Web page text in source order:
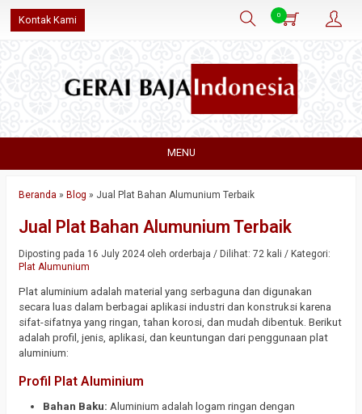
Kontak Kami 0
MENU
Beranda » Blog » Jual Plat Bahan Alumunium Terbaik
Jual Plat Bahan Alumunium Terbaik
Diposting pada 16 July 2024 oleh orderbaja / Dilihat: 72 kali / Kategori:
Plat Alumunium
Plat aluminium adalah material yang serbaguna dan digunakan
secara luas dalam berbagai aplikasi industri dan konstruksi karena
sifat-sifatnya yang ringan, tahan korosi, dan mudah dibentuk. Berikut
adalah profil, jenis, aplikasi, dan keuntungan dari penggunaan plat
aluminium:
Profil Plat Aluminium
Bahan Baku: Aluminium adalah logam ringan dengan